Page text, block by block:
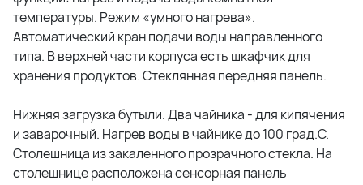
температуры. Режим «умного нагрева».
Автоматический кран подачи воды направленного
типа. В верхней части корпуса есть шкафчик для
хранения продуктов. Стеклянная передняя панель.
Нижняя загрузка бутыли. Два чайника - для кипячения
и заварочный. Нагрев воды в чайнике до 100 град.С.
Столешница из закаленного прозрачного стекла. На
столешнице расположена сенсорная панель